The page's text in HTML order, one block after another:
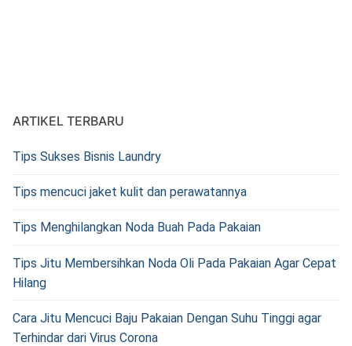
ARTIKEL TERBARU
Tips Sukses Bisnis Laundry
Tips mencuci jaket kulit dan perawatannya
Tips Menghilangkan Noda Buah Pada Pakaian
Tips Jitu Membersihkan Noda Oli Pada Pakaian Agar Cepat
Hilang
Cara Jitu Mencuci Baju Pakaian Dengan Suhu Tinggi agar
Terhindar dari Virus Corona